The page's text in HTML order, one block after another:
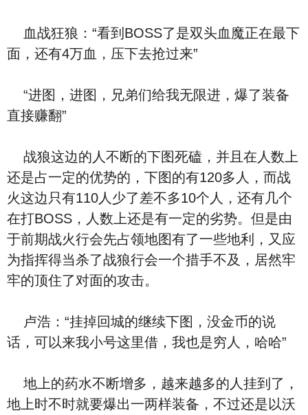
血战狂狼：“看到BOSS了是双头血魔正在最下
面，还有4万血，压下去抢过来”
“进图，进图，兄弟们给我无限进，爆了装备
直接赚翻”
战狼这边的人不断的下图死磕，并且在人数上
还是占一定的优势的，下图的有120多人，而战
火这边只有110人少了差不多10个人，还有几个
在打BOSS，人数上还是有一定的劣势。但是由
于前期战火行会先占领地图有了一些地利，又应
为指挥得当杀了战狼行会一个措手不及，居然牢
牢的顶住了对面的攻击。
卢浩：“挂掉回城的继续下图，没金币的说
话，可以来我小号这里借，我也是穷人，哈哈”
地上的药水不断增多，越来越多的人挂到了，
地上时不时就要爆出一两样装备，不过还是以沃